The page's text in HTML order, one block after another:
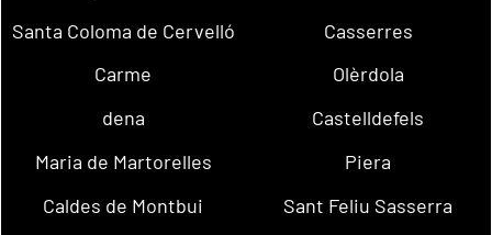
Santa Coloma de Cervelló
Casserres
Carme
Olèrdola
dena
Castelldefels
Maria de Martorelles
Piera
Caldes de Montbui
Sant Feliu Sasserra